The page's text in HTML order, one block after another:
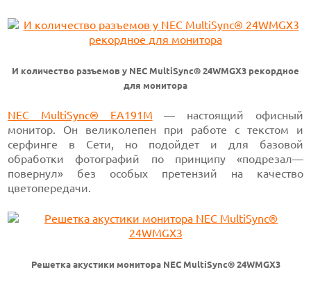
И количество разъемов у NEC MultiSync® 24WMGX3 рекордное
для монитора
NEC MultiSync® EA191M — настоящий офисный
монитор. Он великолепен при работе с текстом и
серфинге в Сети, но подойдет и для базовой
обработки фотографий по принципу «подрезал—
повернул» без особых претензий на качество
цветопередачи.
Решетка акустики монитора NEC MultiSync® 24WMGX3